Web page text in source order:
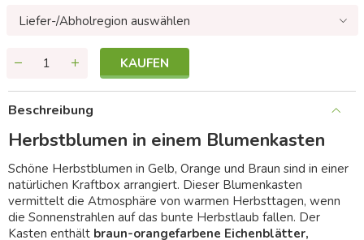
Liefer-/Abholregion auswählen
KAUFEN
Beschreibung
Herbstblumen in einem Blumenkasten
Schöne Herbstblumen in Gelb, Orange und Braun sind in einer
natürlichen Kraftbox arrangiert. Dieser Blumenkasten
vermittelt die Atmosphäre von warmen Herbsttagen, wenn
die Sonnenstrahlen auf das bunte Herbstlaub fallen. Der
Kasten enthält braun-orangefarbene Eichenblätter,